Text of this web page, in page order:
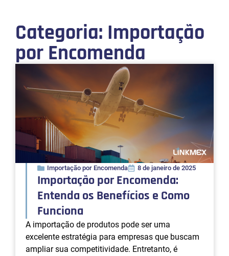
Categoria: Importação
por Encomenda
Importação por Encomenda 8 de janeiro de 2025
Importação por Encomenda:
Entenda os Benefícios e Como
Funciona
A importação de produtos pode ser uma
excelente estratégia para empresas que buscam
ampliar sua competitividade. Entretanto, é